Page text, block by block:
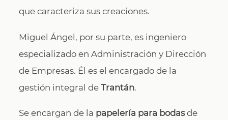
que caracteriza sus creaciones.
Miguel Ángel, por su parte, es ingeniero
especializado en Administración y Dirección
de Empresas. Él es el encargado de la
gestión integral deTrantán.
Se encargan de la papelería para bodasde